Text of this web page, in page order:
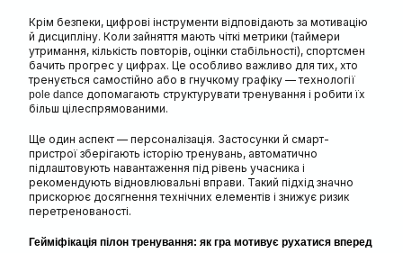
Крім безпеки, цифрові інструменти відповідають за мотивацію
й дисципліну. Коли зайняття мають чіткі метрики (таймери
утримання, кількість повторів, оцінки стабільності), спортсмен
бачить прогрес у цифрах. Це особливо важливо для тих, хто
тренується самостійно або в гнучкому графіку — технології
pole dance допомагають структурувати тренування і робити їх
більш цілеспрямованими.
Ще один аспект — персоналізація. Застосунки й смарт-
пристрої зберігають історію тренувань, автоматично
підлаштовують навантаження під рівень учасника і
рекомендують відновлювальні вправи. Такий підхід значно
прискорює досягнення технічних елементів і знижує ризик
перетренованості.
Гейміфікація пілон тренування: як гра мотивує рухатися вперед